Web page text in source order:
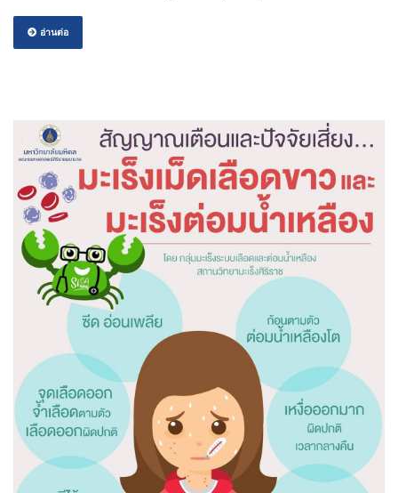
อ่านต่อ